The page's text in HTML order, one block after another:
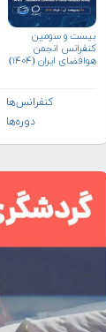
بیست و سومین
کنفرانس انجمن
هوافضای ايران (۱۴۰۴)
کنفرانس‌ها
دوره‌ها